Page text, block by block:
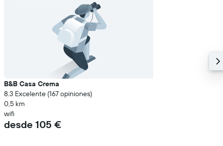
B&B Casa Crema
8.3 Excelente (167 opiniones)
0,5 km
wifi
desde 105 €